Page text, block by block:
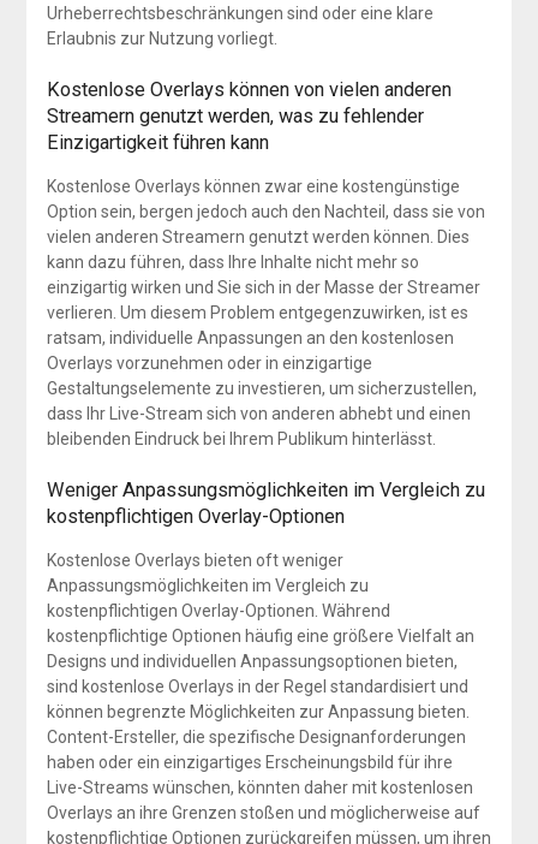
Urheberrechtsbeschränkungen sind oder eine klare
Erlaubnis zur Nutzung vorliegt.
Kostenlose Overlays können von vielen anderen
Streamern genutzt werden, was zu fehlender
Einzigartigkeit führen kann
Kostenlose Overlays können zwar eine kostengünstige
Option sein, bergen jedoch auch den Nachteil, dass sie von
vielen anderen Streamern genutzt werden können. Dies
kann dazu führen, dass Ihre Inhalte nicht mehr so
einzigartig wirken und Sie sich in der Masse der Streamer
verlieren. Um diesem Problem entgegenzuwirken, ist es
ratsam, individuelle Anpassungen an den kostenlosen
Overlays vorzunehmen oder in einzigartige
Gestaltungselemente zu investieren, um sicherzustellen,
dass Ihr Live-Stream sich von anderen abhebt und einen
bleibenden Eindruck bei Ihrem Publikum hinterlässt.
Weniger Anpassungsmöglichkeiten im Vergleich zu
kostenpflichtigen Overlay-Optionen
Kostenlose Overlays bieten oft weniger
Anpassungsmöglichkeiten im Vergleich zu
kostenpflichtigen Overlay-Optionen. Während
kostenpflichtige Optionen häufig eine größere Vielfalt an
Designs und individuellen Anpassungsoptionen bieten,
sind kostenlose Overlays in der Regel standardisiert und
können begrenzte Möglichkeiten zur Anpassung bieten.
Content-Ersteller, die spezifische Designanforderungen
haben oder ein einzigartiges Erscheinungsbild für ihre
Live-Streams wünschen, könnten daher mit kostenlosen
Overlays an ihre Grenzen stoßen und möglicherweise auf
kostenpflichtige Optionen zurückgreifen müssen, um ihren